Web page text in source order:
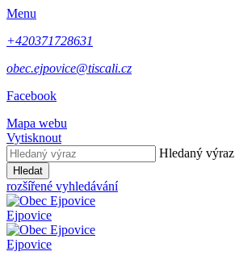
Menu
+420371728631
obec.ejpovice@tiscali.cz
Facebook
Mapa webu
Vytisknout
Hledaný výraz
Hledat
rozšířené vyhledávání
Ejpovice
Ejpovice